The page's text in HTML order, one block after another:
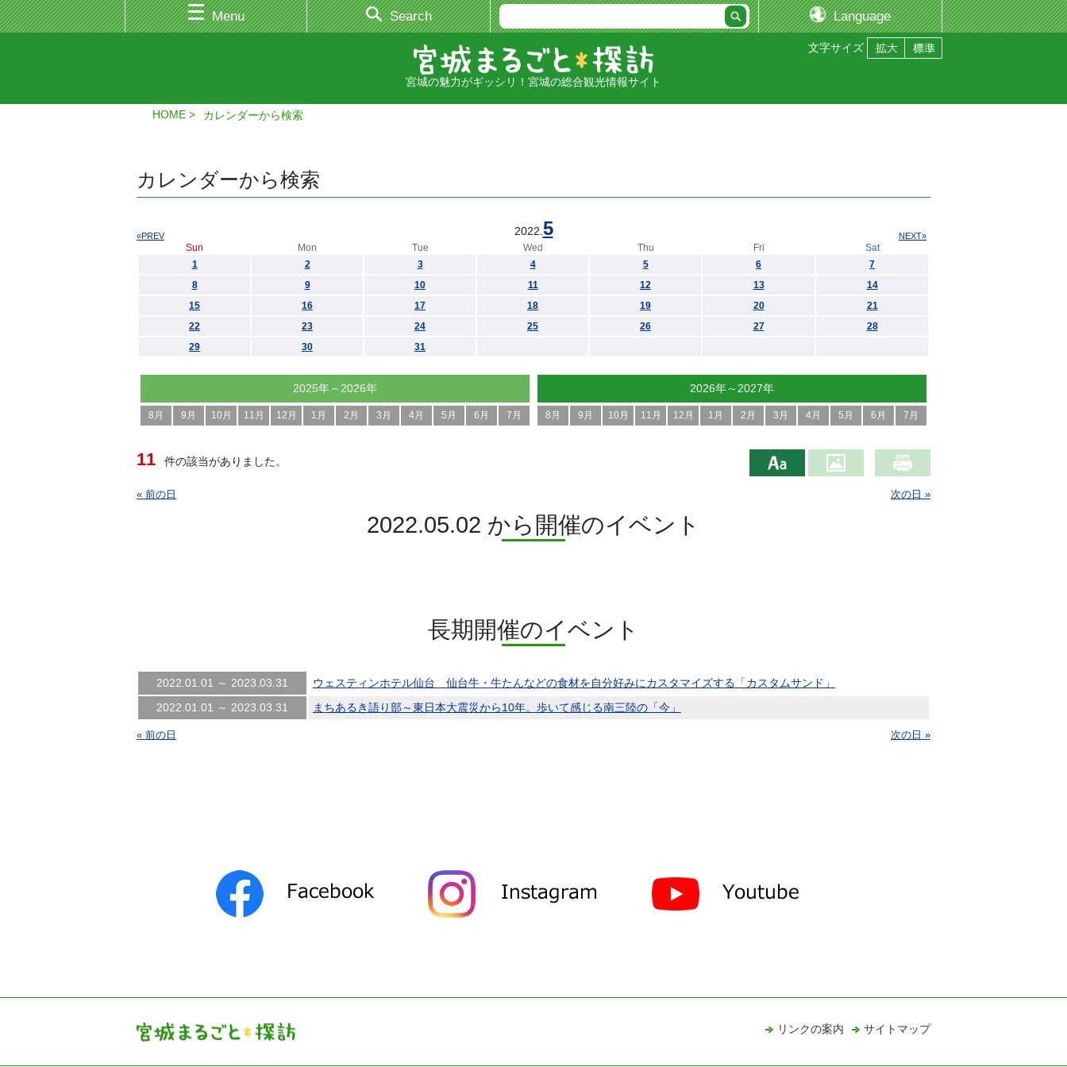
Menu Search Language
文字サイズ
宮城の魅力がギッシリ！宮城の総合観光情報サイト
HOME カレンダーから検索
カレンダーから検索
2022. 5
«PREV NEXT»
Sun Mon Tue Wed Thu Fri
Sat
1
2 3 4 5 6
7
8
9 10 11 12 13
14
15
16 17 18 19 20
21
22
23 24 25 26 27
28
29
30 31
2025年～2026年
8月 9月 10月 11月 12月 1月 2月 3月 4月 5月 6月 7月
2026年～2027年
8月 9月 10月 11月 12月 1月 2月 3月 4月 5月 6月 7月
11 件の該当がありました。
« 前の日 次の日 »
2022.05.02 から開催のイベント
長期開催のイベント
2022.01.01 ～ 2023.03.31
ウェスティンホテル仙台 仙台牛・牛たんなどの食材を自分好みにカスタマイズする「カスタムサンド」
2022.01.01 ～ 2023.03.31
まちあるき語り部～東日本大震災から10年。歩いて感じる南三陸の「今」
« 前の日 次の日 »
リンクの案内 サイトマップ